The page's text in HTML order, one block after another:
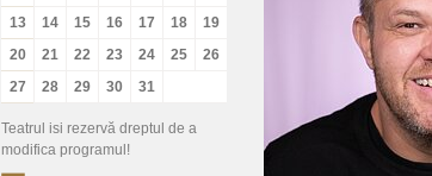
13
14 15 16 17 18
19
20
21 22 23 24 25
26
27
28 29 30 31
Teatrul isi rezervă dreptul de a
modifica programul!